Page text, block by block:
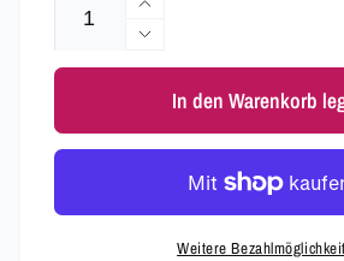
Erhöhe
die
Menge
Tasche
Verringere
die
Menge
für
MCM
Tasche
Pink
7698
In den Warenkorb
Weitere